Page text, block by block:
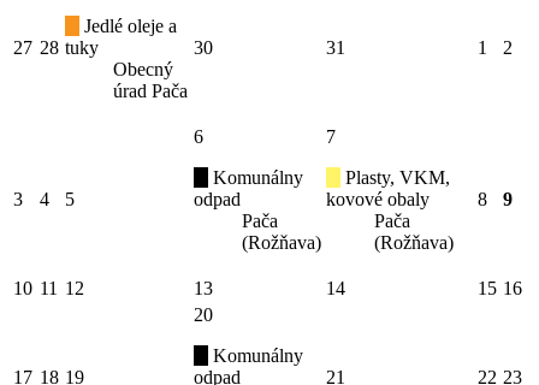
27 28
Jedlé oleje a
tuky
Obecný
úrad Pača
30 31 1 2
3 4 5
6
Komunálny
odpad
Pača
(Rožňava)
7
Plasty, VKM,
kovové obaly
Pača
(Rožňava)
8 9
10 11 12 13 14 15 16
17 18 19
20
Komunálny
odpad
21 22 23